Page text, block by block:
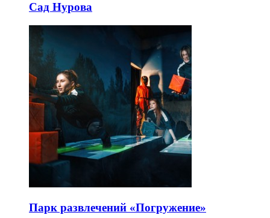
Сад Нурова
Парк развлечений «Погружение»